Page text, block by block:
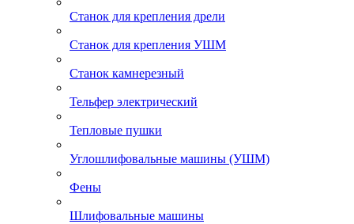
Станок для крепления дрели
Станок для крепления УШМ
Станок камнерезный
Тельфер электрический
Тепловые пушки
Углошлифовальные машины (УШМ)
Фены
Шлифовальные машины